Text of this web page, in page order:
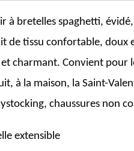
à bretelles spaghetti,
de tissu confortable, doux
charmant. Convient pour
à la maison, la Saint-
chaussures non
extensible